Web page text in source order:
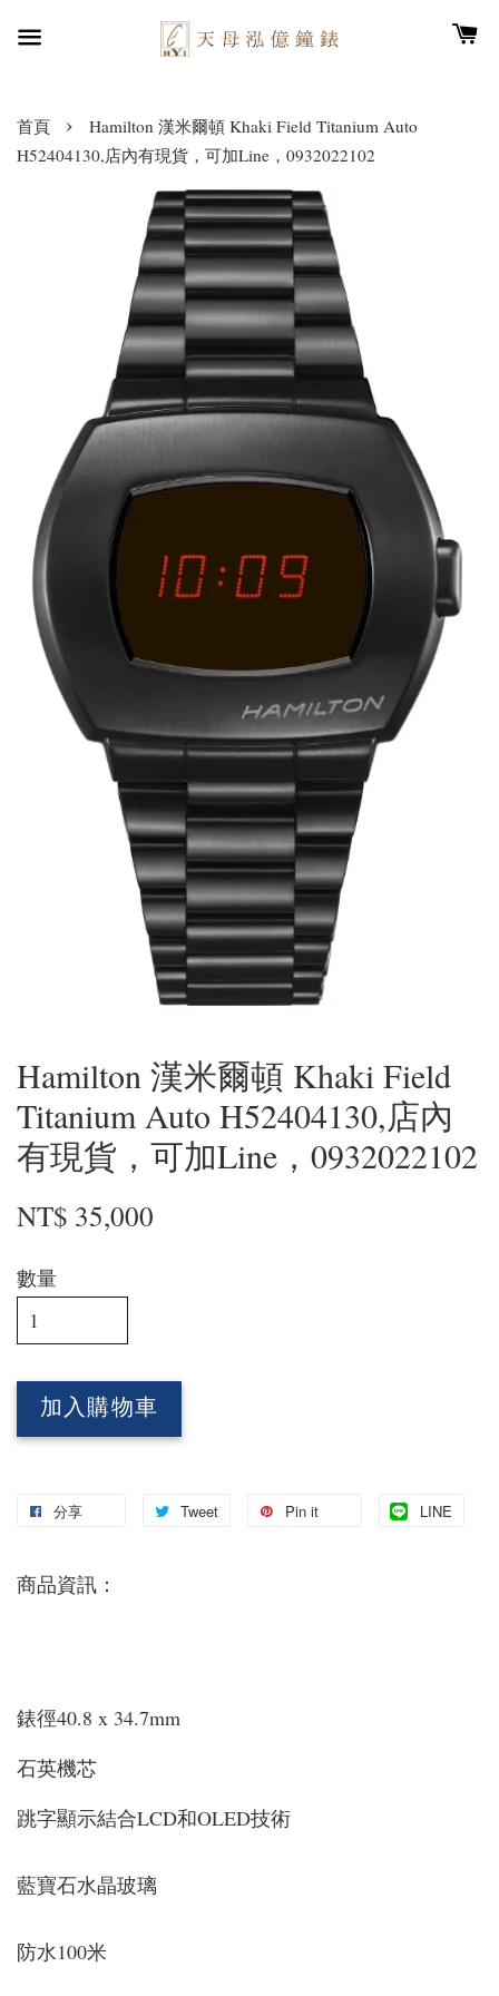
首頁 ›
Hamilton 漢米爾頓 Khaki Field Titanium Auto
H52404130,店內有現貨，可加Line，0932022102
Hamilton 漢米爾頓 Khaki Field
Titanium Auto H52404130,店內
有現貨，可加Line，0932022102
NT$ 35,000
數量
加入購物車
分享 Tweet Pin it LINE
商品資訊：
錶徑40.8 x 34.7mm
石英機芯
跳字顯示結合LCD和OLED技術
藍寶石水晶玻璃
防水100米